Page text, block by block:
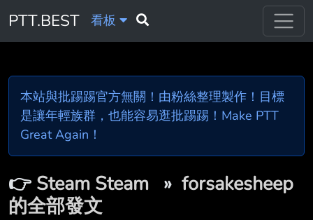
PTT.BEST 看板
本站與批踢踢官方無關！由粉絲整理製作！目標
是讓年輕族群，也能容易逛批踢踢！Make PTT
Great Again！
👉 Steam Steam » forsakesheep
的全部發文